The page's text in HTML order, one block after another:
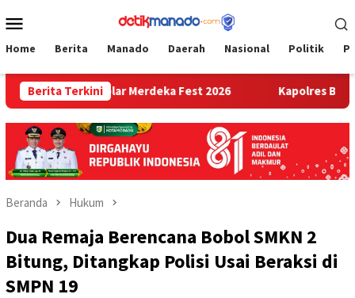
ke
Mobile
Home Berita Manado Daerah Nasional Politik
Berita Terkini
Gelar Merdeka Fest 2026 Kapolres Bitung
Beranda Hukum
Dua Remaja Berencana Bobol SMKN 2
Bitung, Ditangkap Polisi Usai Beraksi di
SMPN 19